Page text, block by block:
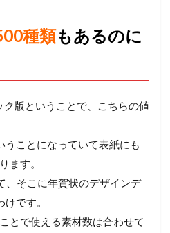
種類もあるのに
ク版ということで、こちらの値
ことになっていて表紙にも
ます。
、そこに年賀状のデザインデ
です。
とで使える素材数は合わせて